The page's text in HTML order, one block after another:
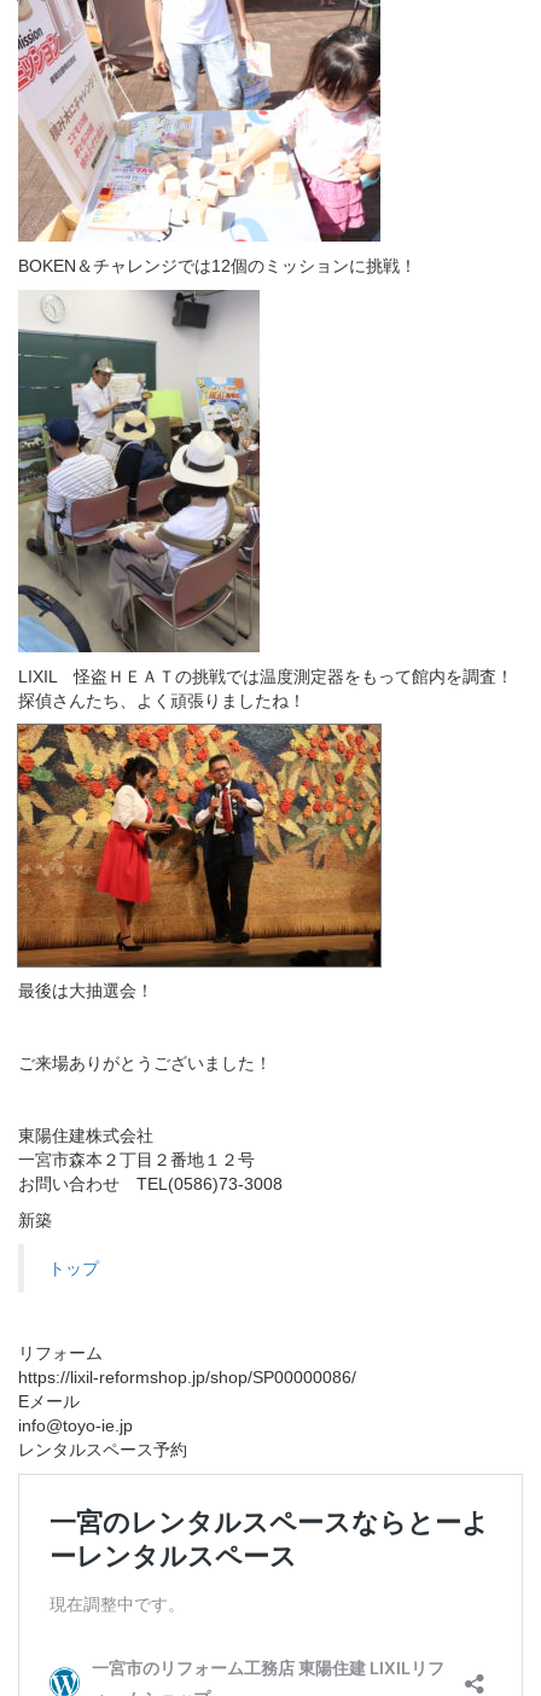
BOKEN＆チャレンジでは12個のミッションに挑戦！
LIXIL 怪盗ＨＥＡＴの挑戦では温度測定器をもって館内を調査！
探偵さんたち、よく頑張りましたね！
最後は大抽選会！
ご来場ありがとうございました！
東陽住建株式会社
一宮市森本２丁目２番地１２号
お問い合わせ TEL(0586)73-3008
新築
トップ
リフォーム
https://lixil-reformshop.jp/shop/SP00000086/
Eメール
info@toyo-ie.jp
レンタルスペース予約